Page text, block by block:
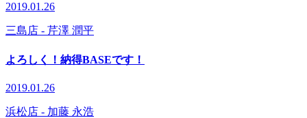
2019.01.26
三島店 - 芹澤 潤平
よろしく！納得BASEです！
2019.01.26
浜松店 - 加藤 永浩